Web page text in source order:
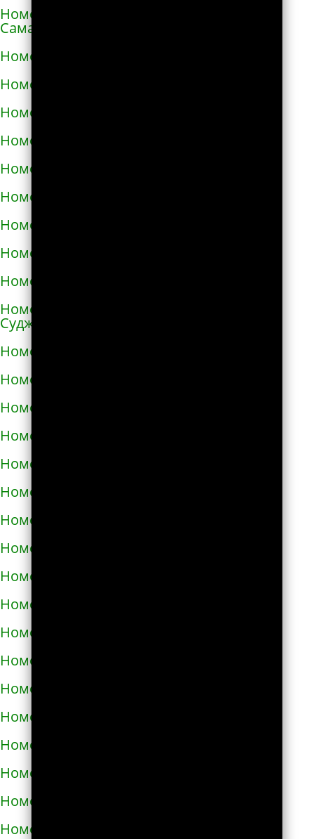
Номера телефонов такси в Алексеевке
Самарской области
Номера телефонов такси в Алексине
Номера телефонов такси в Алупке
Номера телефонов такси в Алуште
Номера телефонов такси в Альметьевске
Номера телефонов такси в Амурске
Номера телефонов такси в Анадыре
Номера телефонов такси в Анапе
Номера телефонов такси в Ангарске
Номера телефонов такси в Андреаполе
Номера телефонов такси в Анжеро-
Судженске
Номера телефонов такси в Аниве
Номера телефонов такси в Анне
Номера телефонов такси в Апатитах
Номера телефонов такси в Апрелевке
Номера телефонов такси в Апшеронске
Номера телефонов такси в Арамиле
Номера телефонов такси в Аргуне
Номера телефонов такси в Ардатове
Номера телефонов такси в Ардоне
Номера телефонов такси в Арзамасе
Номера телефонов такси в Аркадаке
Номера телефонов такси в Армавире
Номера телефонов такси в Армянске
Номера телефонов такси в Арсеньеве
Номера телефонов такси в Арске
Номера телефонов такси в Артеме
Номера телефонов такси в Артёмовске
Номера телефонов такси в Артемовском